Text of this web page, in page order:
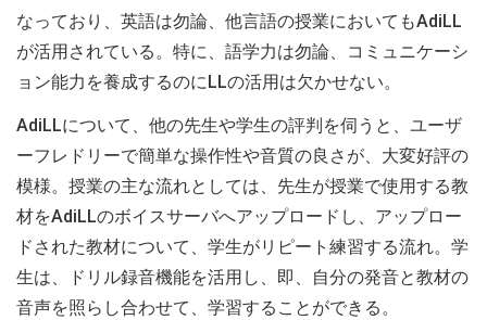
なっており、英語は勿論、他言語の授業においてもAdiLL
が活用されている。特に、語学力は勿論、コミュニケーシ
ョン能力を養成するのにLLの活用は欠かせない。
AdiLLについて、他の先生や学生の評判を伺うと、ユーザ
ーフレドリーで簡単な操作性や音質の良さが、大変好評の
模様。授業の主な流れとしては、先生が授業で使用する教
材をAdiLLのボイスサーバへアップロードし、アップロー
ドされた教材について、学生がリピート練習する流れ。学
生は、ドリル録音機能を活用し、即、自分の発音と教材の
音声を照らし合わせて、学習することができる。